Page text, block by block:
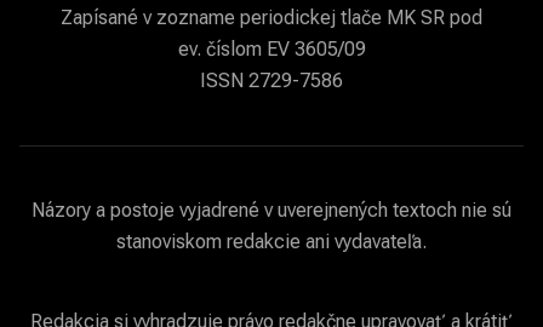
Zapísané v zozname periodickej tlače MK SR pod
ev. číslom EV 3605/09
ISSN 2729-7586
Názory a postoje vyjadrené v uverejnených textoch nie sú
stanoviskom redakcie ani vydavateľa.
Redakcia si vyhradzuje právo redakčne upravovať a krátiť